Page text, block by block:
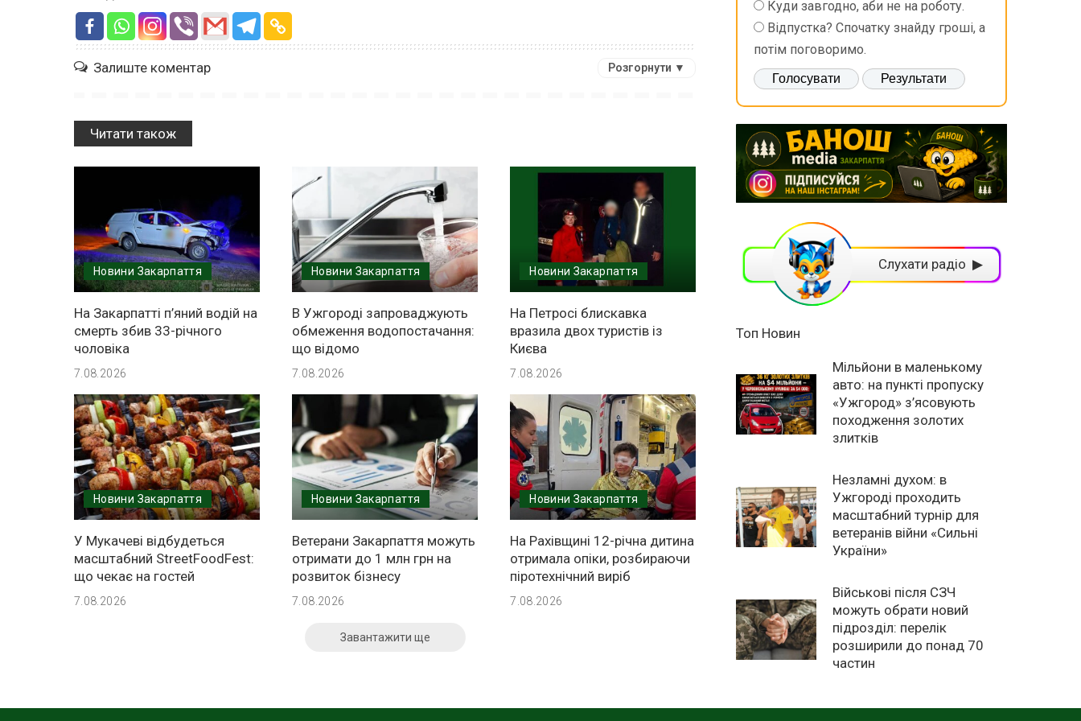
Залиште коментар Розгорнути ▼
Читати також
Новини Закарпаття
На Закарпатті п’яний водій на
смерть збив 33-річного
чоловіка
7.08.2026
Новини Закарпаття
В Ужгороді запроваджують
обмеження водопостачання:
що відомо
7.08.2026
Новини Закарпаття
На Петросі блискавка
вразила двох туристів із
Києва
7.08.2026
Новини Закарпаття
У Мукачеві відбудеться
масштабний StreetFoodFest:
що чекає на гостей
7.08.2026
Новини Закарпаття
Ветерани Закарпаття можуть
отримати до 1 млн грн на
розвиток бізнесу
7.08.2026
Новини Закарпаття
На Рахівщині 12-річна дитина
отримала опіки, розбираючи
піротехнічний виріб
7.08.2026
Завантажити ще
Куди завгодно, аби не на роботу.
Відпустка? Спочатку знайду гроші, а
потім поговоримо.
Слухати радіо ▶
Топ Новин
Мільйони в маленькому
авто: на пункті пропуску
«Ужгород» з’ясовують
походження золотих
злитків
Незламні духом: в
Ужгороді проходить
масштабний турнір для
ветеранів війни «Сильні
України»
Військові після СЗЧ
можуть обрати новий
підрозділ: перелік
розширили до понад 70
частин